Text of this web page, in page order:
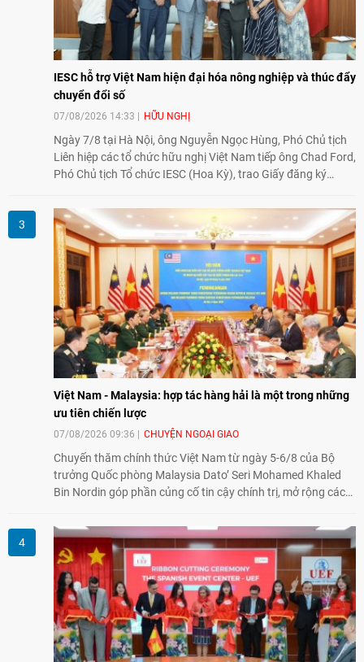
IESC hỗ trợ Việt Nam hiện đại hóa nông nghiệp và thúc đẩy
chuyển đổi số
07/08/2026 14:33 HỮU NGHỊ
Ngày 7/8 tại Hà Nội, ông Nguyễn Ngọc Hùng, Phó Chủ tịch
Liên hiệp các tổ chức hữu nghị Việt Nam tiếp ông Chad Ford,
Phó Chủ tịch Tổ chức IESC (Hoa Kỳ), trao Giấy đăng ký
đổi về định hướng triển khai Dự án "Mở rộng Thương mại
Nông nghiệp và An toàn thực phẩm Hoa Kỳ - Việt Nam",
hướng tới thúc đẩy chuyển đổi số, hiện đại hóa nông nghiệp
và mở rộng hợp tác phát triển giữa hai nước.
Việt Nam - Malaysia: hợp tác hàng hải là một trong những
ưu tiên chiến lược
07/08/2026 09:36 CHUYỆN NGOẠI GIAO
Chuyến thăm chính thức Việt Nam từ ngày 5-6/8 của Bộ
trưởng Quốc phòng Malaysia Dato’ Seri Mohamed Khaled
Bin Nordin góp phần củng cố tin cậy chính trị, mở rộng các
Malaysia theo hướng ngày càng thực chất.